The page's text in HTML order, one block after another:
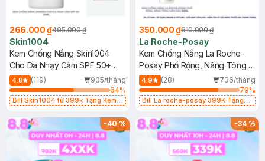
266.000 ₫495.000 ₫
Skin1004
Kem Chống Nắng Skin1004
Cho Da Nhạy Cảm SPF 50+
50ml
4.8 (119)
905/tháng
64%
Bill Skin1004 từ 399k Tặng Kem
SPF 50+ 20ml (SL Có Hạn)
350.000 ₫610.000 ₫
La Roche-Posay
Kem Chống Nắng La Roche-
Posay Phổ Rộng, Nâng Tông
Kiềm Dầu 50ml
4.9 (28)
736/tháng
79%
Bill La roche-posay 399K Tặng
(SL có hạn)
-40% -34%